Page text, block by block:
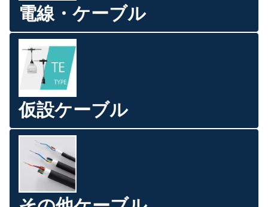
電線・ケーブル
仮設ケーブル